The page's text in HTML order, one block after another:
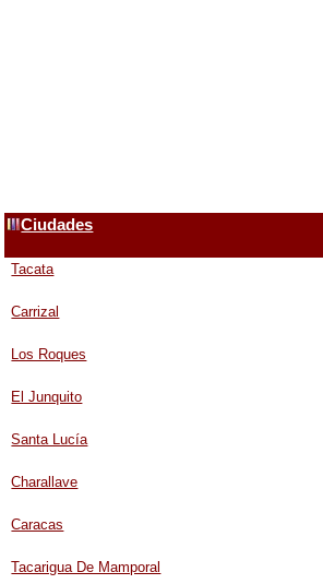
Ciudades
Tacata
Carrizal
Los Roques
El Junquito
Santa Lucía
Charallave
Caracas
Tacarigua De Mamporal